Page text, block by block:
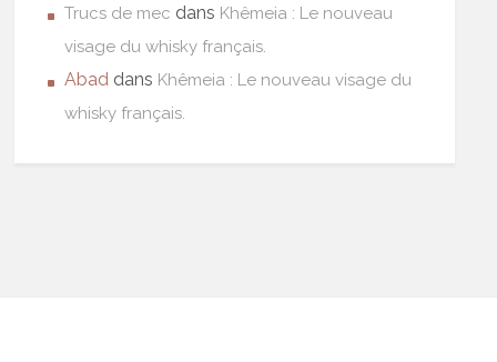
Trucs de mec dans Khêmeia : Le nouveau
visage du whisky français.
Abad dans Khêmeia : Le nouveau visage du
whisky français.